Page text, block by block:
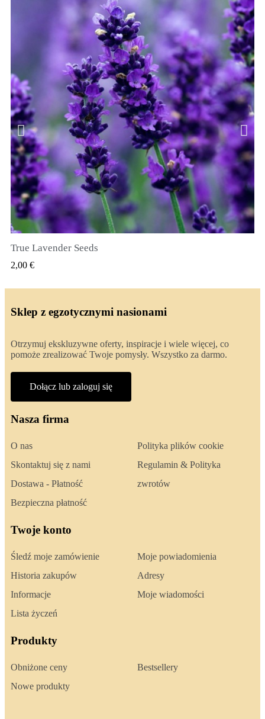
SZYBKI PODGLĄD
True Lavender Seeds
2,00 €
Sklep z egzotycznymi nasionami
Otrzymuj ekskluzywne oferty, inspiracje i wiele więcej, co
pomoże zrealizować Twoje pomysły. Wszystko za darmo.
Dołącz lub zaloguj się
Nasza firma
O nas
Skontaktuj się z nami
Dostawa - Płatność
Bezpieczna płatność
Polityka plików cookie
Regulamin & Polityka
zwrotów
Twoje konto
Śledź moje zamówienie
Historia zakupów
Informacje
Lista życzeń
Moje powiadomienia
Adresy
Moje wiadomości
Produkty
Obniżone ceny
Nowe produkty
Bestsellery